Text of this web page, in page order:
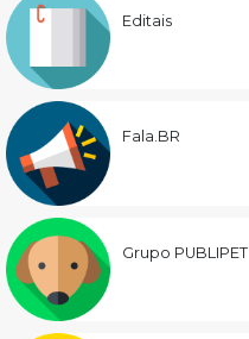
Editais
Fala.BR
Grupo PUBLIPET